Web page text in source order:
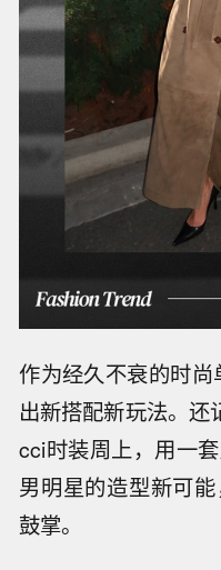
作为经久不衰的时
出新搭配新玩法。
cci时装周上，用一
男明星的造型新可
鼓掌。